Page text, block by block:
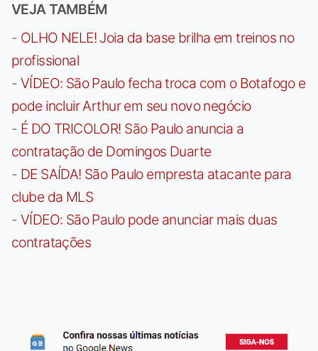
VEJA TAMBÉM
- OLHO NELE! Joia da base brilha em treinos no
profissional
- VÍDEO: São Paulo fecha troca com o Botafogo e
pode incluir Arthur em seu novo negócio
- É DO TRICOLOR! São Paulo anuncia a
contratação de Domingos Duarte
- DE SAÍDA! São Paulo empresta atacante para
clube da MLS
- VÍDEO: São Paulo pode anunciar mais duas
contratações